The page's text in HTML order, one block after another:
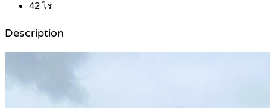
42ไร่
Description